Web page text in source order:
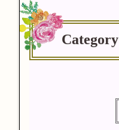
Category